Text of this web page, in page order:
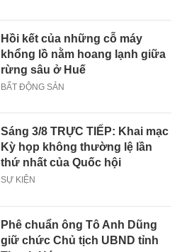
Hồi kết của những cỗ máy
khổng lồ nằm hoang lạnh giữa
rừng sâu ở Huế
BẤT ĐỘNG SẢN
Sáng 3/8 TRỰC TIẾP: Khai mạc
Kỳ họp không thường lệ lần
thứ nhất của Quốc hội
SỰ KIỆN
Phê chuẩn ông Tô Anh Dũng
giữ chức Chủ tịch UBND tỉnh